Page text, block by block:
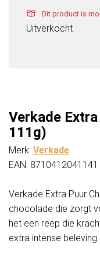
Dit product is
Uitverkocht
Verkade
111g)
Merk: Verkade
EAN: 8710412041141
Verkade Extra Puur
chocolade die zorgt
het een reep die
extra intense beleving.